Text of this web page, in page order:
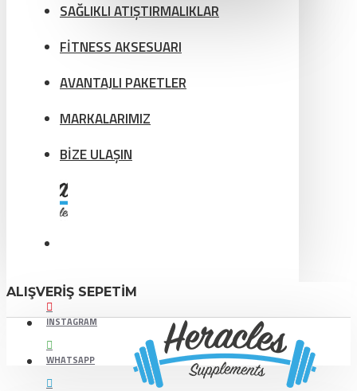
SAĞLIKLI ATIŞTIRMALIKLAR
FİTNESS AKSESUARI
AVANTAJLI PAKETLER
MARKALARIMIZ
BİZE ULAŞIN
ALIŞVERIŞ SEPETIM
INSTAGRAM
WHATSAPP